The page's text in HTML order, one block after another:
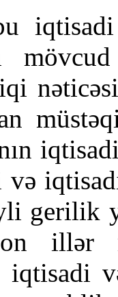
gerilik
illər